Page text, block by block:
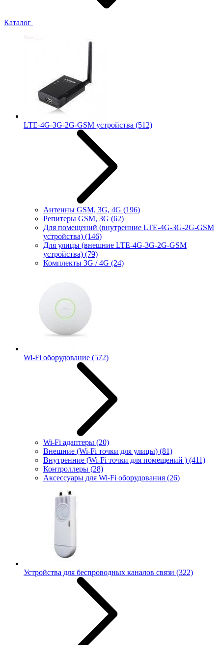
Каталог
LTE-4G-3G-2G-GSM устройства (512)
Антенны GSM, 3G, 4G (196)
Репитеры GSM, 3G (62)
Для помещений (внутренние LTE-4G-3G-2G-GSM
устройства) (146)
Для улицы (внешние LTE-4G-3G-2G-GSM
устройства) (79)
Комплекты 3G / 4G (24)
Wi-Fi оборудование (572)
Wi-Fi адаптеры (20)
Внешние (Wi-Fi точки для улицы) (81)
Внутренние (Wi-Fi точки для помещений ) (411)
Контроллеры (28)
Аксессуары для Wi-Fi оборудования (26)
Устройства для беспроводных каналов связи (322)